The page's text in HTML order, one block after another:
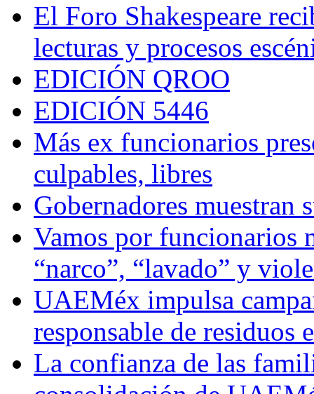
El Foro Shakespeare
lecturas y procesos
EDICIÓN QROO
EDICIÓN 5446
Más ex funcionarios
culpables, libres
Gobernadores muestran
Vamos por funcionarios
“narco”, “lavado” y
UAEMéx impulsa
responsable de residuos
La confianza de las